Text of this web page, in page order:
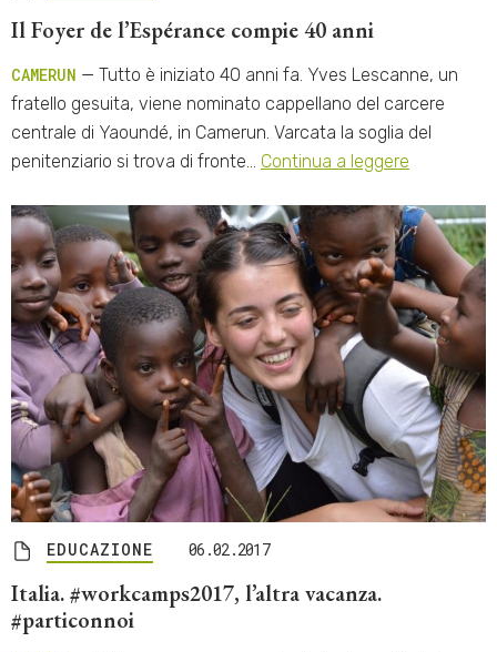
Il Foyer de l’Espérance compie 40 anni
CAMERUN — Tutto è iniziato 40 anni fa. Yves Lescanne, un
fratello gesuita, viene nominato cappellano del carcere
centrale di Yaoundé, in Camerun. Varcata la soglia del
penitenziario si trova di fronte… Continua a leggere
EDUCAZIONE 06.02.2017
Italia. #workcamps2017, l’altra vacanza.
#particonnoi